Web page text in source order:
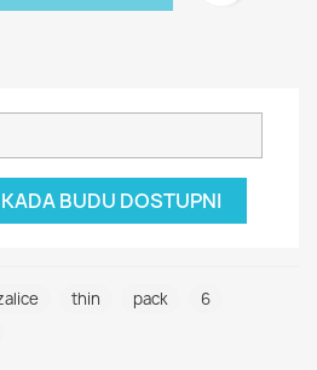
BUDU DOSTUPNI
thin pack
6